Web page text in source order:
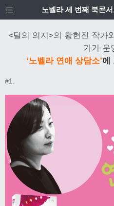
노벨라 세 번째 북콘
<달의 의지>의 황현진 작가
가가 운
‘노벨라 연애 상담소’에
#1.